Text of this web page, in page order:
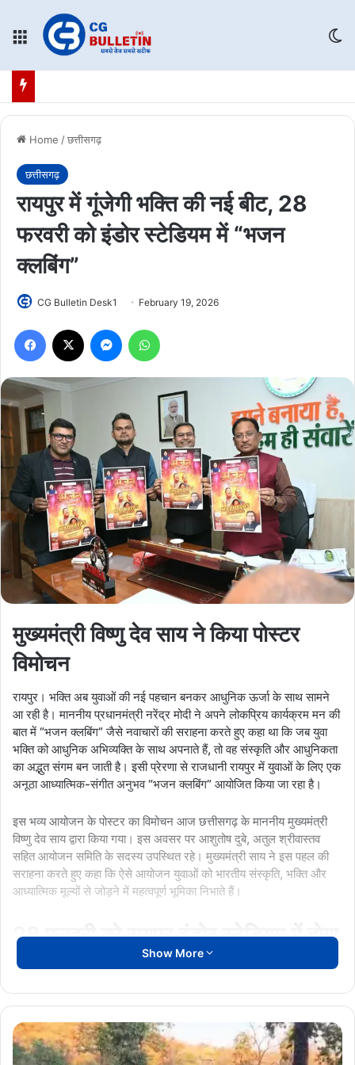
Menu
Home /छत्तीसगढ़
छत्तीसगढ़
रायपुर में गूंजेगी भक्ति की नई बीट, 28
फरवरी को इंडोर स्टेडियम में “भजन
क्लबिंग”
CG Bulletin Desk1 February 19, 2026
Facebook Messenger
मुख्यमंत्री विष्णु देव साय ने किया पोस्टर
विमोचन
रायपुर। भक्ति अब युवाओं की नई पहचान बनकर आधुनिक ऊर्जा के साथ सामने
आ रही है। माननीय प्रधानमंत्री नरेंद्र मोदी ने अपने लोकप्रिय कार्यक्रम मन की
बात में “भजन क्लबिंग” जैसे नवाचारों की सराहना करते हुए कहा था कि जब युवा
भक्ति को आधुनिक अभिव्यक्ति के साथ अपनाते हैं, तो वह संस्कृति और आधुनिकता
का अद्भुत संगम बन जाती है। इसी प्रेरणा से राजधानी रायपुर में युवाओं के लिए एक
अनूठा आध्यात्मिक-संगीत अनुभव “भजन क्लबिंग” आयोजित किया जा रहा है।
इस भव्य आयोजन के पोस्टर का विमोचन आज छत्तीसगढ़ के माननीय मुख्यमंत्री
विष्णु देव साय द्वारा किया गया। इस अवसर पर आशुतोष दुबे, अतुल श्रीवास्तव
सहित आयोजन समिति के सदस्य उपस्थित रहे। मुख्यमंत्री साय ने इस पहल की
सराहना करते हुए कहा कि ऐसे आयोजन युवाओं को भारतीय संस्कृति, भक्ति और
आध्यात्मिक मूल्यों से जोड़ने में महत्वपूर्ण भूमिका निभाते हैं।
28 फरवरी को रायपुर इंडोर स्टेडियम में होगा
आयोजन
सामाजिक चेतना मंच के तत्वावधान में यह आयोजन 28 फरवरी 2026 को रायपुर
शासन के संस्कृति विभाग, जनसंपर्क विभाग तथा ISKCON का विशेष सहयोग
प्राप्त है।
Show More
Operation
Kagar:
ऑपरेशन